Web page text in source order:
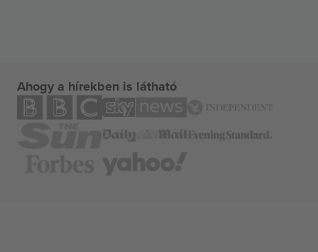
Ahogy a hírekben is látható